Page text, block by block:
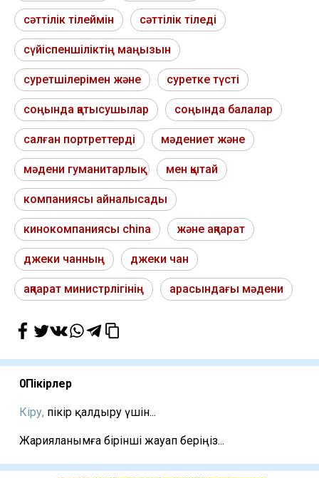
сәттілік тілеймін сәттілік тіледі
сүйіспеншіліктің маңызын
суретшілерімен және суретке түсті
соңында қатысушылар соңында балалар
салған портреттерді мәдениет және
мәдени гуманитарлық мен қытай
компаниясы айналысады
кинокомпаниясы china және ақпарат
джеки чанның джеки чан
ақпарат министрлігінің арасындағы мәдени
0Пікірлер
Кіру, пікір қалдыру үшін...
Жарияланымға бірінші жауап беріңіз...